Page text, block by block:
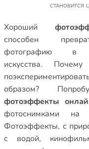
становится
Xороший
способен
фотографию в
искусства.
образом?
фотоэффекты
фотоснимками на
Фотоэффекты, с
с водой,